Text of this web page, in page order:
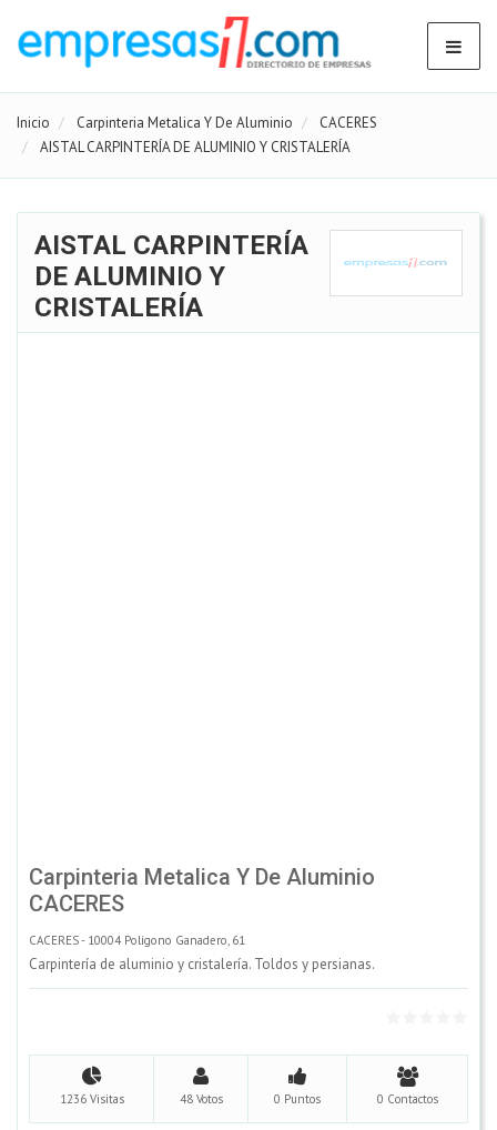
Inicio Carpinteria Metalica Y De Aluminio
CACERES
AISTAL CARPINTERÍA DE ALUMINIO Y CRISTALERÍA
AISTAL CARPINTERÍA
DE ALUMINIO Y
CRISTALERÍA
Carpinteria Metalica Y De Aluminio
CACERES
CACERES - 10004 Polígono Ganadero, 61
Carpintería de aluminio y cristalería. Toldos y persianas.
1236 Visitas 48 Votos 0 Puntos 0 Contactos